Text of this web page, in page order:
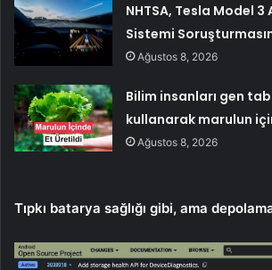
NHTSA, Tesla Model 3
Sistemi
Ağustos 8, 2026
Bilim insanları gen
kullanarak marulun
Ağustos 8, 2026
Tıpkı batarya sağlığı gibi, ama